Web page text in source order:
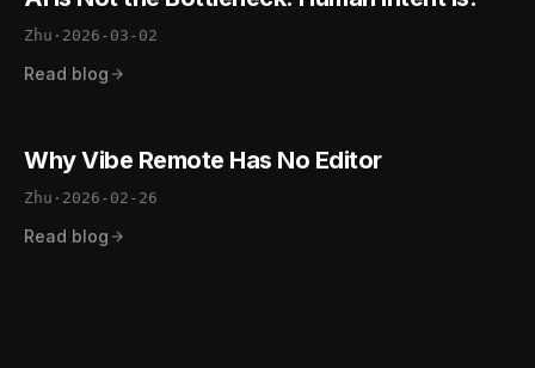
Zhu · 2026-03-02
Read blog
Why Vibe Remote Has No Editor
Zhu · 2026-02-26
Read blog